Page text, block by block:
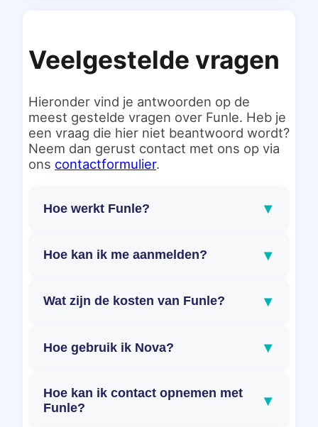
Veelgestelde vragen
Hieronder vind je antwoorden op de
meest gestelde vragen over Funle. Heb je
een vraag die hier niet beantwoord wordt?
Neem dan gerust contact met ons op via
ons contactformulier.
Hoe werkt Funle? ▾
Hoe kan ik me aanmelden? ▾
Wat zijn de kosten van Funle? ▾
Hoe gebruik ik Nova? ▾
Hoe kan ik contact opnemen met
Funle?
▾